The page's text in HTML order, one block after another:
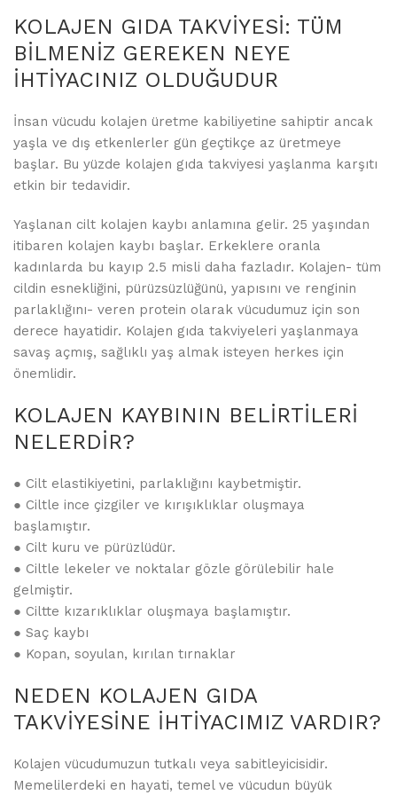
KOLAJEN GIDA TAKVİYESİ: TÜM
BİLMENİZ GEREKEN NEYE
İHTİYACINIZ OLDUĞUDUR
İnsan vücudu kolajen üretme kabiliyetine sahiptir ancak
yaşla ve dış etkenlerler gün geçtikçe az üretmeye
başlar. Bu yüzde kolajen gıda takviyesi yaşlanma karşıtı
etkin bir tedavidir.
Yaşlanan cilt kolajen kaybı anlamına gelir. 25 yaşından
itibaren kolajen kaybı başlar. Erkeklere oranla
kadınlarda bu kayıp 2.5 misli daha fazladır. Kolajen- tüm
cildin esnekliğini, pürüzsüzlüğünü, yapısını ve renginin
parlaklığını- veren protein olarak vücudumuz için son
derece hayatidir. Kolajen gıda takviyeleri yaşlanmaya
savaş açmış, sağlıklı yaş almak isteyen herkes için
önemlidir.
KOLAJEN KAYBININ BELİRTİLERİ
NELERDİR?
● Cilt elastikiyetini, parlaklığını kaybetmiştir.
● Ciltle ince çizgiler ve kırışıklıklar oluşmaya
başlamıştır.
● Cilt kuru ve pürüzlüdür.
● Ciltle lekeler ve noktalar gözle görülebilir hale
gelmiştir.
● Ciltte kızarıklıklar oluşmaya başlamıştır.
● Saç kaybı
● Kopan, soyulan, kırılan tırnaklar
NEDEN KOLAJEN GIDA
TAKVİYESİNE İHTİYACIMIZ VARDIR?
Kolajen vücudumuzun tutkalı veya sabitleyicisidir.
Memelilerdeki en hayati, temel ve vücudun büyük